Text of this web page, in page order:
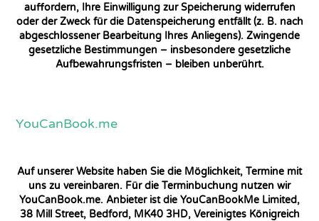
auffordern, Ihre Einwilligung zur Speicherung widerrufen
oder der Zweck für die Datenspeicherung entfällt (z. B. nach
abgeschlossener Bearbeitung Ihres Anliegens). Zwingende
gesetzliche Bestimmungen – insbesondere gesetzliche
Aufbewahrungsfristen – bleiben unberührt.
YouCanBook.me
Auf unserer Website haben Sie die Möglichkeit, Termine mit
uns zu vereinbaren. Für die Terminbuchung nutzen wir
YouCanBook.me. Anbieter ist die YouCanBookMe Limited,
38 Mill Street, Bedford, MK40 3HD, Vereinigtes Königreich